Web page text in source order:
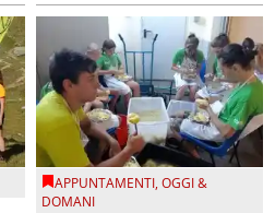
APPUNTAMENTI,OGGI &
DOMANI